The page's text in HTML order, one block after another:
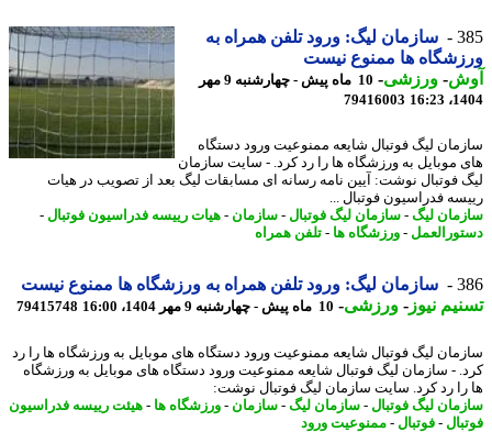
سازمان لیگ: ورود تلفن همراه به
ها ممنوع نیست
-ورزشی-
10 ماه پیش - چهارشنبه 9 مهر
79416003
لیگ فوتبال شایعه ممنوعیت ورود دستگاه
موبایل به ورزشگاه ها را رد کرد. - سایت سازمان
فوتبال نوشت: آیین نامه رسانه ای مسابقات لیگ بعد از تصویب در هیات
فدراسیون فوتبال ...
لیگ -سازمان لیگ فوتبال-سازمان -هیات رییسه فدراسیون فوتبال-
-ورزشگاه ها- تلفن همراه
سازمان لیگ: ورود تلفن همراه به ورزشگاه ها ممنوع نیست
نیوز-ورزشی-10 ماه پیش - چهارشنبه 9 مهر 1404، 16:00 79415748
لیگ فوتبال شایعه ممنوعیت ورود دستگاه های موبایل به ورزشگاه ها را رد
- سازمان لیگ فوتبال شایعه ممنوعیت ورود دستگاه های موبایل به ورزشگاه
رد کرد. سایت سازمان لیگ فوتبال نوشت:
لیگ فوتبال-سازمان لیگ -سازمان -ورزشگاه ها- هیئت رییسه فدراسیون
-فوتبال-ممنوعیت ورود